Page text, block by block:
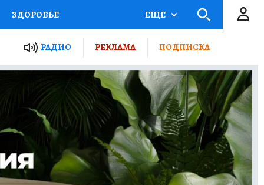
ЗДОРОВЬЕ
РОССИИ
ПУТЕВОДИТЕЛЬ
ТУРИЗМ
ПОТРЕБИТЕЛЯ ВСЕ О КП
ЕЩЕ
РАДИО РЕКЛАМА ПОДПИСКА